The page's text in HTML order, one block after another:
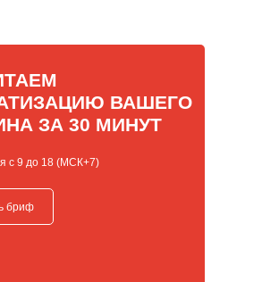
с 9 до 18 (МСК+7)
бриф
ВАШЕГО
ЗА 30 МИНУТ